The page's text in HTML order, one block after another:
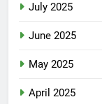
July 2025
June 2025
May 2025
April 2025